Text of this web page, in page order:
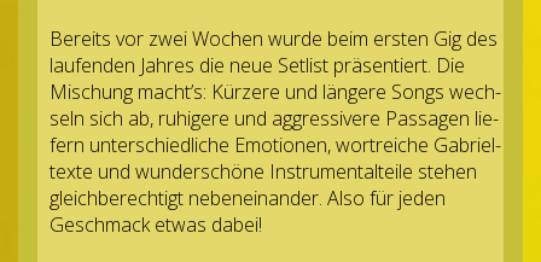
Bereits vor zwei Wochen wurde beim ers­ten Gig des
lau­fen­den Jah­res die neue Set­list prä­sen­tiert. Die
Mischung macht’s: Kür­zere und län­gere Songs wech­
seln sich ab, ruhi­gere und aggres­si­vere Pas­sa­gen lie­
fern unter­schied­li­che Emo­tio­nen, wort­rei­che Gabriel­
texte und wun­der­schöne Instru­men­tal­teile ste­hen
gleich­be­rech­tigt neben­ein­an­der. Also für jeden
Geschmack etwas dabei!